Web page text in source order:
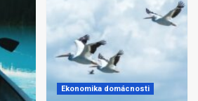
Ekonomika domácnosti